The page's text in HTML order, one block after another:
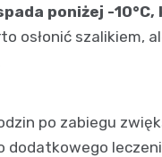
poniżej -10°C,
osłonić szalikiem,
po zabiegu
dodatkowego